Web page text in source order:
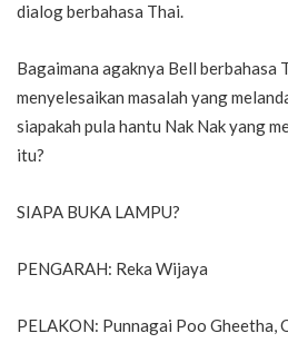
dialog berbahasa Thai.
Bagaimana agaknya Bell berbahasa
menyelesaikan masalah yang
siapakah pula hantu Nak Nak yang
itu?
SIAPA BUKA LAMPU?
PENGARAH: Reka Wijaya
PELAKON: Punnagai Poo Gheetha,